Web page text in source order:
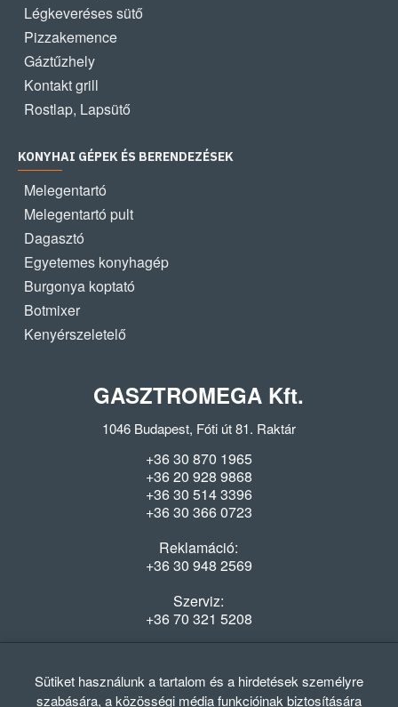
Légkeveréses sütő
Pizzakemence
Gáztűzhely
Kontakt grill
Rostlap, Lapsütő
KONYHAI GÉPEK ÉS BERENDEZÉSEK
Melegentartó
Melegentartó pult
Dagasztó
Egyetemes konyhagép
Burgonya koptató
Botmixer
Kenyérszeletelő
GASZTROMEGA Kft.
1046 Budapest, Fóti út 81. Raktár
+36 30 870 1965
+36 20 928 9868
+36 30 514 3396
+36 30 366 0723
Reklamáció:
+36 30 948 2569
Szerviz:
+36 70 321 5208
Hétfő-Péntek: 08:00-16:30
Sütiket használunk a tartalom és a hirdetések személyre
szabására, a közösségi média funkcióinak biztosítására